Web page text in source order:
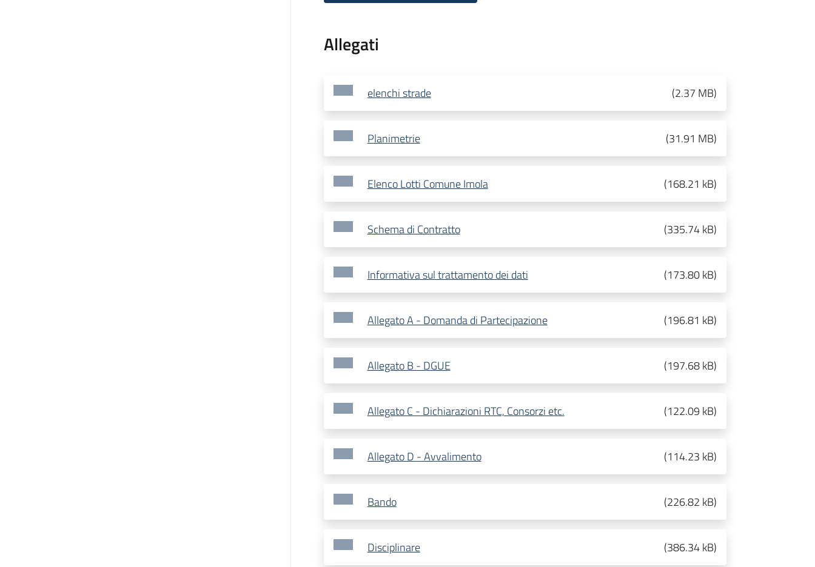
Allegati
elenchi strade (2.37 MB)
Planimetrie (31.91 MB)
Elenco Lotti Comune Imola (168.21 kB)
Schema di Contratto (335.74 kB)
Informativa sul trattamento dei dati (173.80 kB)
Allegato A - Domanda di Partecipazione (196.81 kB)
Allegato B - DGUE (197.68 kB)
Allegato C - Dichiarazioni RTC, Consorzi etc. (122.09 kB)
Allegato D - Avvalimento (114.23 kB)
Bando (226.82 kB)
Disciplinare (386.34 kB)